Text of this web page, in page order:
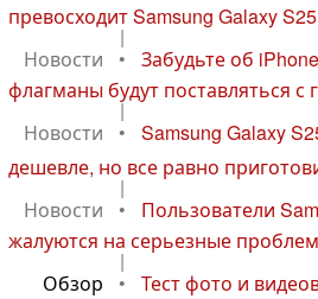
превосходит Samsung Galaxy
|
Новости
•
Забудьте об
флагманы будут поставляться с
|
Новости
•
Samsung Galaxy
дешевле, но все равно
|
Новости
•
Пользователи
жалуются на серьезные
|
Обзор
•
Тест фото и